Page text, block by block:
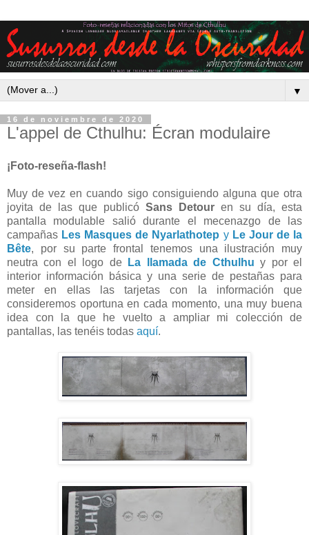
▼
16 de noviembre de 2020
L'appel de Cthulhu: Écran modulaire
¡Foto-reseña-flash!
Muy de vez en cuando sigo consiguiendo alguna que otra
joyita de las que publicó Sans Detour en su día, esta
pantalla modulable salió durante el mecenazgo de las
campañas Les Masques de Nyarlathotep y Le Jour de la
Bête, por su parte frontal tenemos una ilustración muy
neutra con el logo de
La llamada de Cthulhu y por el
interior información básica y una serie de pestañas para
meter en ellas las tarjetas con la información que
consideremos oportuna en cada momento, una muy buena
idea con la que he vuelto a ampliar mi colección de
pantallas, las tenéis todas aquí.